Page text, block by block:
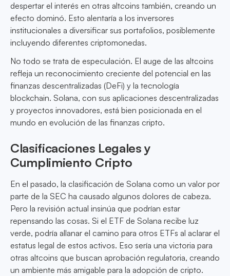
despertar el interés en otras altcoins también, creando un
efecto dominó. Esto alentaría a los inversores
institucionales a diversificar sus portafolios, posiblemente
incluyendo diferentes criptomonedas.
No todo se trata de especulación. El auge de las altcoins
refleja un reconocimiento creciente del potencial en las
finanzas descentralizadas (DeFi) y la tecnología
blockchain. Solana, con sus aplicaciones descentralizadas
y proyectos innovadores, está bien posicionada en el
mundo en evolución de las finanzas cripto.
Clasificaciones Legales y
Cumplimiento Cripto
En el pasado, la clasificación de Solana como un valor por
parte de la SEC ha causado algunos dolores de cabeza.
Pero la revisión actual insinúa que podrían estar
repensando las cosas. Si el ETF de Solana recibe luz
verde, podría allanar el camino para otros ETFs al aclarar el
estatus legal de estos activos. Eso sería una victoria para
otras altcoins que buscan aprobación regulatoria, creando
un ambiente más amigable para la adopción de cripto.